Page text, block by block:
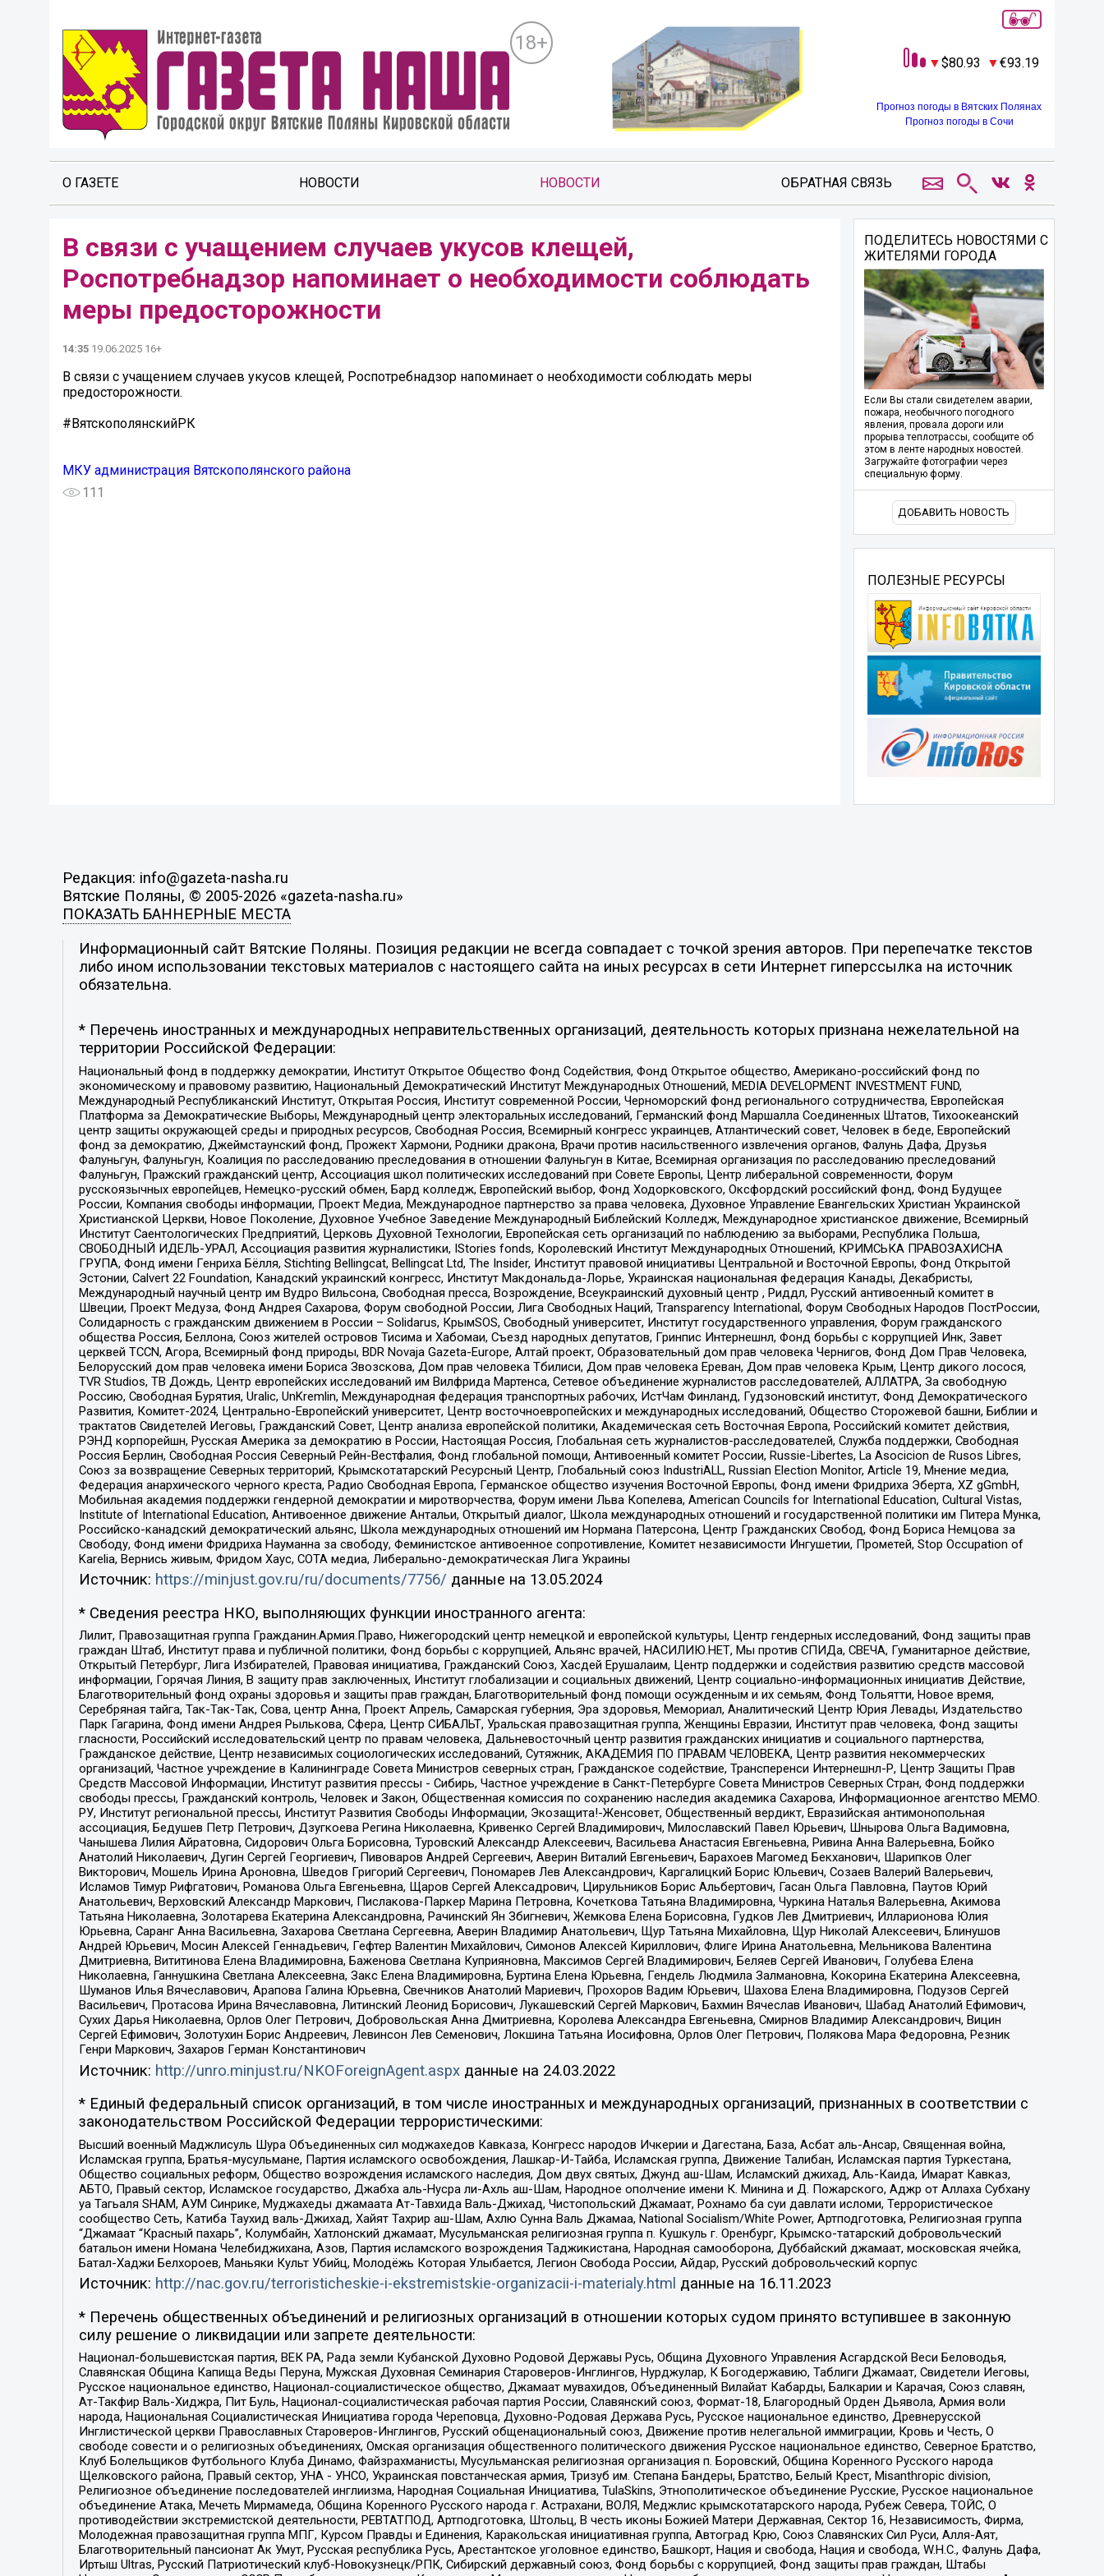
18+
80.93 93.19
Прогноз погоды в Вятских Полянах
Прогноз погоды в Сочи
О ГАЗЕТЕ НОВОСТИ НОВОСТИ ОБРАТНАЯ СВЯЗЬ
В связи с учащением случаев укусов клещей,
Роспотребнадзор напоминает о необходимости соблюдать
меры предосторожности
14:35 19.06.2025 16+
В связи с учащением случаев укусов клещей, Роспотребнадзор напоминает о необходимости соблюдать меры
предосторожности.
#ВятскополянскийРК
МКУ администрация Вятскополянского района
111
ПОДЕЛИТЕСЬ НОВОСТЯМИ С
ЖИТЕЛЯМИ ГОРОДА
Если Вы стали свидетелем аварии,
пожара, необычного погодного
явления, провала дороги или
прорыва теплотрассы, сообщите об
этом в ленте народных новостей.
Загружайте фотографии через
специальную форму.
ДОБАВИТЬ НОВОСТЬ
ПОЛЕЗНЫЕ РЕСУРСЫ
Редакция: info@gazeta-nasha.ru
Вятские Поляны, © 2005-2026 «gazeta-nasha.ru»
ПОКАЗАТЬ БАННЕРНЫЕ МЕСТА
Информационный сайт Вятские Поляны. Позиция редакции не всегда совпадает с точкой зрения авторов. При перепечатке текстов
либо ином использовании текстовых материалов с настоящего сайта на иных ресурсах в сети Интернет гиперссылка на источник
обязательна.
* Перечень иностранных и международных неправительственных организаций, деятельность которых признана нежелательной на
территории Российской Федерации:
Национальный фонд в поддержку демократии, Институт Открытое Общество Фонд Содействия, Фонд Открытое общество, Американо-российский фонд по
экономическому и правовому развитию, Национальный Демократический Институт Международных Отношений, MEDIA DEVELOPMENT INVESTMENT FUND,
Международный Республиканский Институт, Открытая Россия, Институт современной России, Черноморский фонд регионального сотрудничества, Европейская
Платформа за Демократические Выборы, Международный центр электоральных исследований, Германский фонд Маршалла Соединенных Штатов, Тихоокеанский
центр защиты окружающей среды и природных ресурсов, Свободная Россия, Всемирный конгресс украинцев, Атлантический совет, Человек в беде, Европейский
фонд за демократию, Джеймстаунский фонд, Прожект Хармони, Родники дракона, Врачи против насильственного извлечения органов, Фалунь Дафа, Друзья
Фалуньгун, Фалуньгун, Коалиция по расследованию преследования в отношении Фалуньгун в Китае, Всемирная организация по расследованию преследований
Фалуньгун, Пражский гражданский центр, Ассоциация школ политических исследований при Совете Европы, Центр либеральной современности, Форум
русскоязычных европейцев, Немецко-русский обмен, Бард колледж, Европейский выбор, Фонд Ходорковского, Оксфордский российский фонд, Фонд Будущее
России, Компания свободы информации, Проект Медиа, Международное партнерство за права человека, Духовное Управление Евангельских Христиан Украинской
Христианской Церкви, Новое Поколение, Духовное Учебное Заведение Международный Библейский Колледж, Международное христианское движение, Всемирный
Институт Саентологических Предприятий, Церковь Духовной Технологии, Европейская сеть организаций по наблюдению за выборами, Республика Польша,
СВОБОДНЫЙ ИДЕЛЬ-УРАЛ, Ассоциация развития журналистики, IStories fonds, Королевский Институт Международных Отношений, КРИМСЬКА ПРАВОЗАХИСНА
ГРУПА, Фонд имени Генриха Бёлля, Stichting Bellingcat, Bellingcat Ltd, The Insider, Институт правовой инициативы Центральной и Восточной Европы, Фонд Открытой
Эстонии, Calvert 22 Foundation, Канадский украинский конгресс, Институт Макдональда-Лорье, Украинская национальная федерация Канады, Декабристы,
Международный научный центр им Вудро Вильсона, Свободная пресса, Возрождение, Всеукраинский духовный центр , Риддл, Русский антивоенный комитет в
Швеции, Проект Медуза, Фонд Андрея Сахарова, Форум свободной России, Лига Свободных Наций, Transparеncy International, Форум Свободных Народов ПостРоссии,
Солидарность с гражданским движением в России – Solidarus, КрымSOS, Свободный университет, Институт государственного управления, Форум гражданского
общества Россия, Беллона, Союз жителей островов Тисима и Хабомаи, Съезд народных депутатов, Гринпис Интернешнл, Фонд борьбы с коррупцией Инк, Завет
церквей TCCN, Агора, Всемирный фонд природы, BDR Novaja Gazeta-Europe, Алтай проект, Образовательный дом прав человека Чернигов, Фонд Дом Прав Человека,
Белорусский дом прав человека имени Бориса Звозскова, Дом прав человека Тбилиси, Дом прав человека Ереван, Дом прав человека Крым, Центр дикого лосося,
TVR Studios, ТВ Дождь, Центр европейских исследований им Вилфрида Мартенса, Сетевое объединение журналистов расследователей, АЛЛАТРА, За свободную
Россию, Свободная Бурятия, Uralic, UnKremlin, Международная федерация транспортных рабочих, ИстЧам Финланд, Гудзоновский институт, Фонд Демократического
Развития, Комитет-2024, Центрально-Европейский университет, Центр восточноевропейских и международных исследований, Общество Сторожевой башни, Библии и
трактатов Свидетелей Иеговы, Гражданский Совет, Центр анализа европейской политики, Академическая сеть Восточная Европа, Российский комитет действия,
РЭНД корпорейшн, Русская Америка за демократию в России, Настоящая Россия, Глобальная сеть журналистов-расследователей, Служба поддержки, Свободная
Россия Берлин, Свободная Россия Северный Рейн-Вестфалия, Фонд глобальной помощи, Антивоенный комитет России, Russie-Libertes, La Asocicion de Rusos Libres,
Союз за возвращение Северных территорий, Крымскотатарский Ресурсный Центр, Глобальный союз IndustriALL, Russian Election Monitor, Article 19, Мнение медиа,
Федерация анархического черного креста, Радио Свободная Европа, Германское общество изучения Восточной Европы, Фонд имени Фридриха Эберта, XZ gGmbH,
Мобильная академия поддержки гендерной демократии и миротворчества, Форум имени Льва Копелева, American Councils for International Education, Cultural Vistas,
Institute of International Education, Антивоенное движение Антальи, Открытый диалог, Школа международных отношений и государственной политики им Питера Мунка,
Российско-канадский демократический альянс, Школа международных отношений им Нормана Патерсона, Центр Гражданских Свобод, Фонд Бориса Немцова за
Свободу, Фонд имени Фридриха Науманна за свободу, Феминистское антивоенное сопротивление, Комитет независимости Ингушетии, Прометей, Stop Occupation of
Karelia, Вернись живым, Фридом Хаус, СОТА медиа, Либерально-демократическая Лига Украины
Источник: https://minjust.gov.ru/ru/documents/7756/ данные на 13.05.2024
* Сведения реестра НКО, выполняющих функции иностранного агента:
Лилит, Правозащитная группа Гражданин.Армия.Право, Нижегородский центр немецкой и европейской культуры, Центр гендерных исследований, Фонд защиты прав
граждан Штаб, Институт права и публичной политики, Фонд борьбы с коррупцией, Альянс врачей, НАСИЛИЮ.НЕТ, Мы против СПИДа, СВЕЧА, Гуманитарное действие,
Открытый Петербург, Лига Избирателей, Правовая инициатива, Гражданский Союз, Хасдей Ерушалаим, Центр поддержки и содействия развитию средств массовой
информации, Горячая Линия, В защиту прав заключенных, Институт глобализации и социальных движений, Центр социально-информационных инициатив Действие,
Благотворительный фонд охраны здоровья и защиты прав граждан, Благотворительный фонд помощи осужденным и их семьям, Фонд Тольятти, Новое время,
Серебряная тайга, Так-Так-Так, Сова, центр Анна, Проект Апрель, Самарская губерния, Эра здоровья, Мемориал, Аналитический Центр Юрия Левады, Издательство
Парк Гагарина, Фонд имени Андрея Рылькова, Сфера, Центр СИБАЛЬТ, Уральская правозащитная группа, Женщины Евразии, Институт прав человека, Фонд защиты
гласности, Российский исследовательский центр по правам человека, Дальневосточный центр развития гражданских инициатив и социального партнерства,
Гражданское действие, Центр независимых социологических исследований, Сутяжник, АКАДЕМИЯ ПО ПРАВАМ ЧЕЛОВЕКА, Центр развития некоммерческих
организаций, Частное учреждение в Калининграде Совета Министров северных стран, Гражданское содействие, Трансперенси Интернешнл-Р, Центр Защиты Прав
Средств Массовой Информации, Институт развития прессы - Сибирь, Частное учреждение в Санкт-Петербурге Совета Министров Северных Стран, Фонд поддержки
свободы прессы, Гражданский контроль, Человек и Закон, Общественная комиссия по сохранению наследия академика Сахарова, Информационное агентство МЕМО.
РУ, Институт региональной прессы, Институт Развития Свободы Информации, Экозащита!-Женсовет, Общественный вердикт, Евразийская антимонопольная
ассоциация, Бедушев Петр Петрович, Дзугкоева Регина Николаевна, Кривенко Сергей Владимирович, Милославский Павел Юрьевич, Шнырова Ольга Вадимовна,
Чанышева Лилия Айратовна, Сидорович Ольга Борисовна, Туровский Александр Алексеевич, Васильева Анастасия Евгеньевна, Ривина Анна Валерьевна, Бойко
Анатолий Николаевич, Дугин Сергей Георгиевич, Пивоваров Андрей Сергеевич, Аверин Виталий Евгеньевич, Барахоев Магомед Бекханович, Шарипков Олег
Викторович, Мошель Ирина Ароновна, Шведов Григорий Сергеевич, Пономарев Лев Александрович, Каргалицкий Борис Юльевич, Созаев Валерий Валерьевич,
Исламов Тимур Рифгатович, Романова Ольга Евгеньевна, Щаров Сергей Алексадрович, Цирульников Борис Альбертович, Гасан Ольга Павловна, Паутов Юрий
Анатольевич, Верховский Александр Маркович, Пислакова-Паркер Марина Петровна, Кочеткова Татьяна Владимировна, Чуркина Наталья Валерьевна, Акимова
Татьяна Николаевна, Золотарева Екатерина Александровна, Рачинский Ян Збигневич, Жемкова Елена Борисовна, Гудков Лев Дмитриевич, Илларионова Юлия
Юрьевна, Саранг Анна Васильевна, Захарова Светлана Сергеевна, Аверин Владимир Анатольевич, Щур Татьяна Михайловна, Щур Николай Алексеевич, Блинушов
Андрей Юрьевич, Мосин Алексей Геннадьевич, Гефтер Валентин Михайлович, Симонов Алексей Кириллович, Флиге Ирина Анатольевна, Мельникова Валентина
Дмитриевна, Вититинова Елена Владимировна, Баженова Светлана Куприяновна, Максимов Сергей Владимирович, Беляев Сергей Иванович, Голубева Елена
Николаевна, Ганнушкина Светлана Алексеевна, Закс Елена Владимировна, Буртина Елена Юрьевна, Гендель Людмила Залмановна, Кокорина Екатерина Алексеевна,
Шуманов Илья Вячеславович, Арапова Галина Юрьевна, Свечников Анатолий Мариевич, Прохоров Вадим Юрьевич, Шахова Елена Владимировна, Подузов Сергей
Васильевич, Протасова Ирина Вячеславовна, Литинский Леонид Борисович, Лукашевский Сергей Маркович, Бахмин Вячеслав Иванович, Шабад Анатолий Ефимович,
Сухих Дарья Николаевна, Орлов Олег Петрович, Добровольская Анна Дмитриевна, Королева Александра Евгеньевна, Смирнов Владимир Александрович, Вицин
Сергей Ефимович, Золотухин Борис Андреевич, Левинсон Лев Семенович, Локшина Татьяна Иосифовна, Орлов Олег Петрович, Полякова Мара Федоровна, Резник
Генри Маркович, Захаров Герман Константинович
Источник: http://unro.minjust.ru/NKOForeignAgent.aspxданные на 24.03.2022
* Единый федеральный список организаций, в том числе иностранных и международных организаций, признанных в соответствии с
законодательством Российской Федерации террористическими:
Высший военный Маджлисуль Шура Объединенных сил моджахедов Кавказа, Конгресс народов Ичкерии и Дагестана, База, Асбат аль-Ансар, Священная война,
Исламская группа, Братья-мусульмане, Партия исламского освобождения, Лашкар-И-Тайба, Исламская группа, Движение Талибан, Исламская партия Туркестана,
Общество социальных реформ, Общество возрождения исламского наследия, Дом двух святых, Джунд аш-Шам, Исламский джихад, Аль-Каида, Имарат Кавказ,
АБТО, Правый сектор, Исламское государство, Джабха аль-Нусра ли-Ахль аш-Шам, Народное ополчение имени К. Минина и Д. Пожарского, Аджр от Аллаха Субхану
уа Тагьаля SHAM, АУМ Синрике, Муджахеды джамаата Ат-Тавхида Валь-Джихад, Чистопольский Джамаат, Рохнамо ба суи давлати исломи, Террористическое
сообщество Сеть, Катиба Таухид валь-Джихад, Хайят Тахрир аш-Шам, Ахлю Сунна Валь Джамаа, National Socialism/White Power, Артподготовка, Религиозная группа
“Джамаат “Красный пахарь”, Колумбайн, Хатлонский джамаат, Мусульманская религиозная группа п. Кушкуль г. Оренбург, Крымско-татарский добровольческий
батальон имени Номана Челебиджихана, Азов, Партия исламского возрождения Таджикистана, Народная самооборона, Дуббайский джамаат, московская ячейка,
Батал-Хаджи Белхороев, Маньяки Культ Убийц, Молодёжь Которая Улыбается, Легион Свобода России, Айдар, Русский добровольческий корпус
Источник: http://nac.gov.ru/terroristicheskie-i-ekstremistskie-organizacii-i-materialy.html данные на 16.11.2023
* Перечень общественных объединений и религиозных организаций в отношении которых судом принято вступившее в законную
силу решение о ликвидации или запрете деятельности:
Национал-большевистская партия, ВЕК РА, Рада земли Кубанской Духовно Родовой Державы Русь, Община Духовного Управления Асгардской Веси Беловодья,
Славянская Община Капища Веды Перуна, Мужская Духовная Семинария Староверов-Инглингов, Нурджулар, К Богодержавию, Таблиги Джамаат, Свидетели Иеговы,
Русское национальное единство, Национал-социалистическое общество, Джамаат мувахидов, Объединенный Вилайат Кабарды, Балкарии и Карачая, Союз славян,
Ат-Такфир Валь-Хиджра, Пит Буль, Национал-социалистическая рабочая партия России, Славянский союз, Формат-18, Благородный Орден Дьявола, Армия воли
народа, Национальная Социалистическая Инициатива города Череповца, Духовно-Родовая Держава Русь, Русское национальное единство, Древнерусской
Инглистической церкви Православных Староверов-Инглингов, Русский общенациональный союз, Движение против нелегальной иммиграции, Кровь и Честь, О
свободе совести и о религиозных объединениях, Омская организация общественного политического движения Русское национальное единство, Северное Братство,
Клуб Болельщиков Футбольного Клуба Динамо, Файзрахманисты, Мусульманская религиозная организация п. Боровский, Община Коренного Русского народа
Щелковского района, Правый сектор, УНА - УНСО, Украинская повстанческая армия, Тризуб им. Степана Бандеры, Братство, Белый Крест, Misanthropic division,
Религиозное объединение последователей инглиизма, Народная Социальная Инициатива, TulaSkins, Этнополитическое объединение Русские, Русское национальное
объединение Атака, Мечеть Мирмамеда, Община Коренного Русского народа г. Астрахани, ВОЛЯ, Меджлис крымскотатарского народа, Рубеж Севера, ТОЙС, О
противодействии экстремистской деятельности, РЕВТАТПОД, Артподготовка, Штольц, В честь иконы Божией Матери Державная, Сектор 16, Независимость, Фирма,
Молодежная правозащитная группа МПГ, Курсом Правды и Единения, Каракольская инициативная группа, Автоград Крю, Союз Славянских Сил Руси, Алля-Аят,
Благотворительный пансионат Ак Умут, Русская республика Русь, Арестантское уголовное единство, Башкорт, Нация и свобода, Нация и свобода, W.H.С., Фалунь Дафа,
Иртыш Ultras, Русский Патриотический клуб-Новокузнецк/РПК, Сибирский державный союз, Фонд борьбы с коррупцией, Фонд защиты прав граждан, Штабы